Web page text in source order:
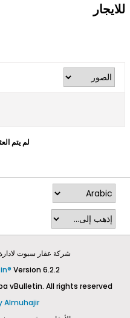
للايجار
لم يتم
شركة عقار سبوت لادارة
Version 6.2.2
vBulletin. All rights reserved.
Almuhajir